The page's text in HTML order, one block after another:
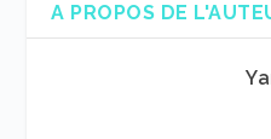
A PROPOS DE